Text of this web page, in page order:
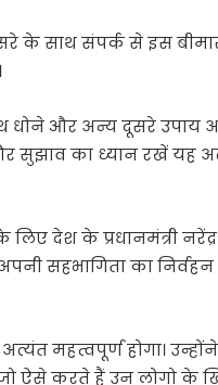
के साथ संपर्क से इस
धोने और अन्य दूसरे उपाय
सुझाव का ध्यान रखें यह
देश के प्रधानमंत्री
सहभागिता का निर्वहन
महत्वपूर्ण होगा।
ऐसे करते हैं उन लोगो के